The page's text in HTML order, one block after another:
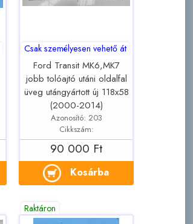
Csak személyesen vehető át
Ford Transit MK6,MK7
jobb tolóajtó utáni oldalfal
üveg utángyártott új 118x58
(2000-2014)
Azonosító: 203
Cikkszám:
90 000 Ft
Kosárba
Raktáron